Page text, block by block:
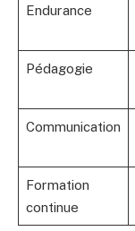
Endurance
Pédagogie
Communication
Formation
continue